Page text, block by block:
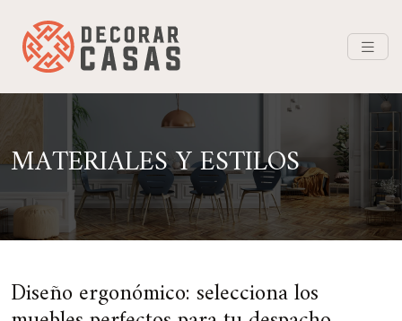
MATERIALES Y ESTILOS
Diseño ergonómico: selecciona los